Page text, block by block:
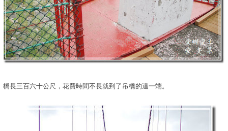
橋長三百六十公尺，花費時間不長就到了吊橋的這一端。